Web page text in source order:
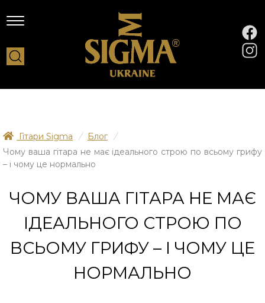
Гітари Sigma / Блог /
Чому ваша гітара не має ідеального строю по всьому грифу
– і чому це нормально
ЧОМУ ВАША ГІТАРА НЕ МАЄ
ІДЕАЛЬНОГО СТРОЮ ПО
ВСЬОМУ ГРИФУ – І ЧОМУ ЦЕ
НОРМАЛЬНО